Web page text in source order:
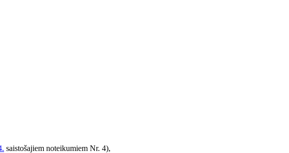
saistošajiem noteikumiem Nr. 4),